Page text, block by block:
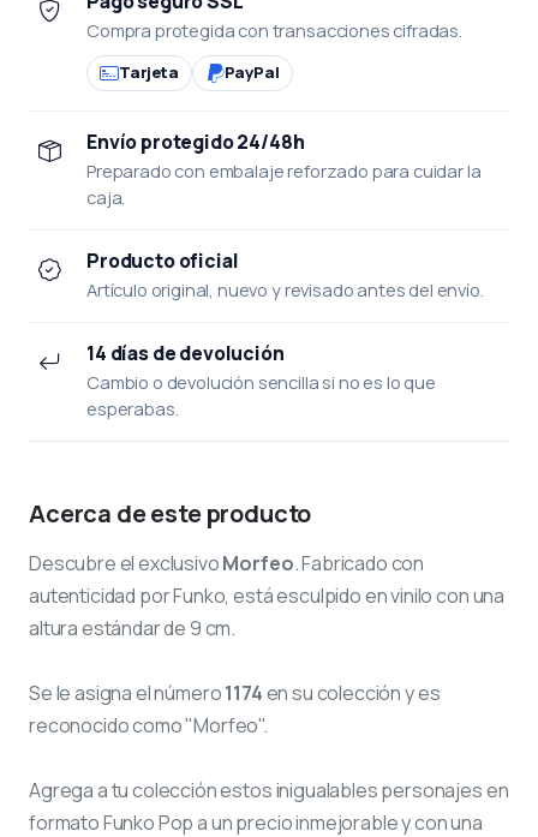
Compra protegida con transacciones cifradas.
Tarjeta PayPal
Envío protegido 24/48h
Preparado con embalaje reforzado para cuidar la
caja.
Producto oficial
Artículo original, nuevo y revisado antes del envío.
14 días de devolución
Cambio o devolución sencilla si no es lo que
esperabas.
Acerca de este producto
Descubre el exclusivoMorfeo. Fabricado con
autenticidad por Funko, está esculpido en vinilo con una
altura estándar de 9 cm.
Se le asigna el número1174en su colección y es
reconocido como "Morfeo".
Agrega a tu colección estos inigualables personajes en
formato Funko Pop a un precio inmejorable y con una